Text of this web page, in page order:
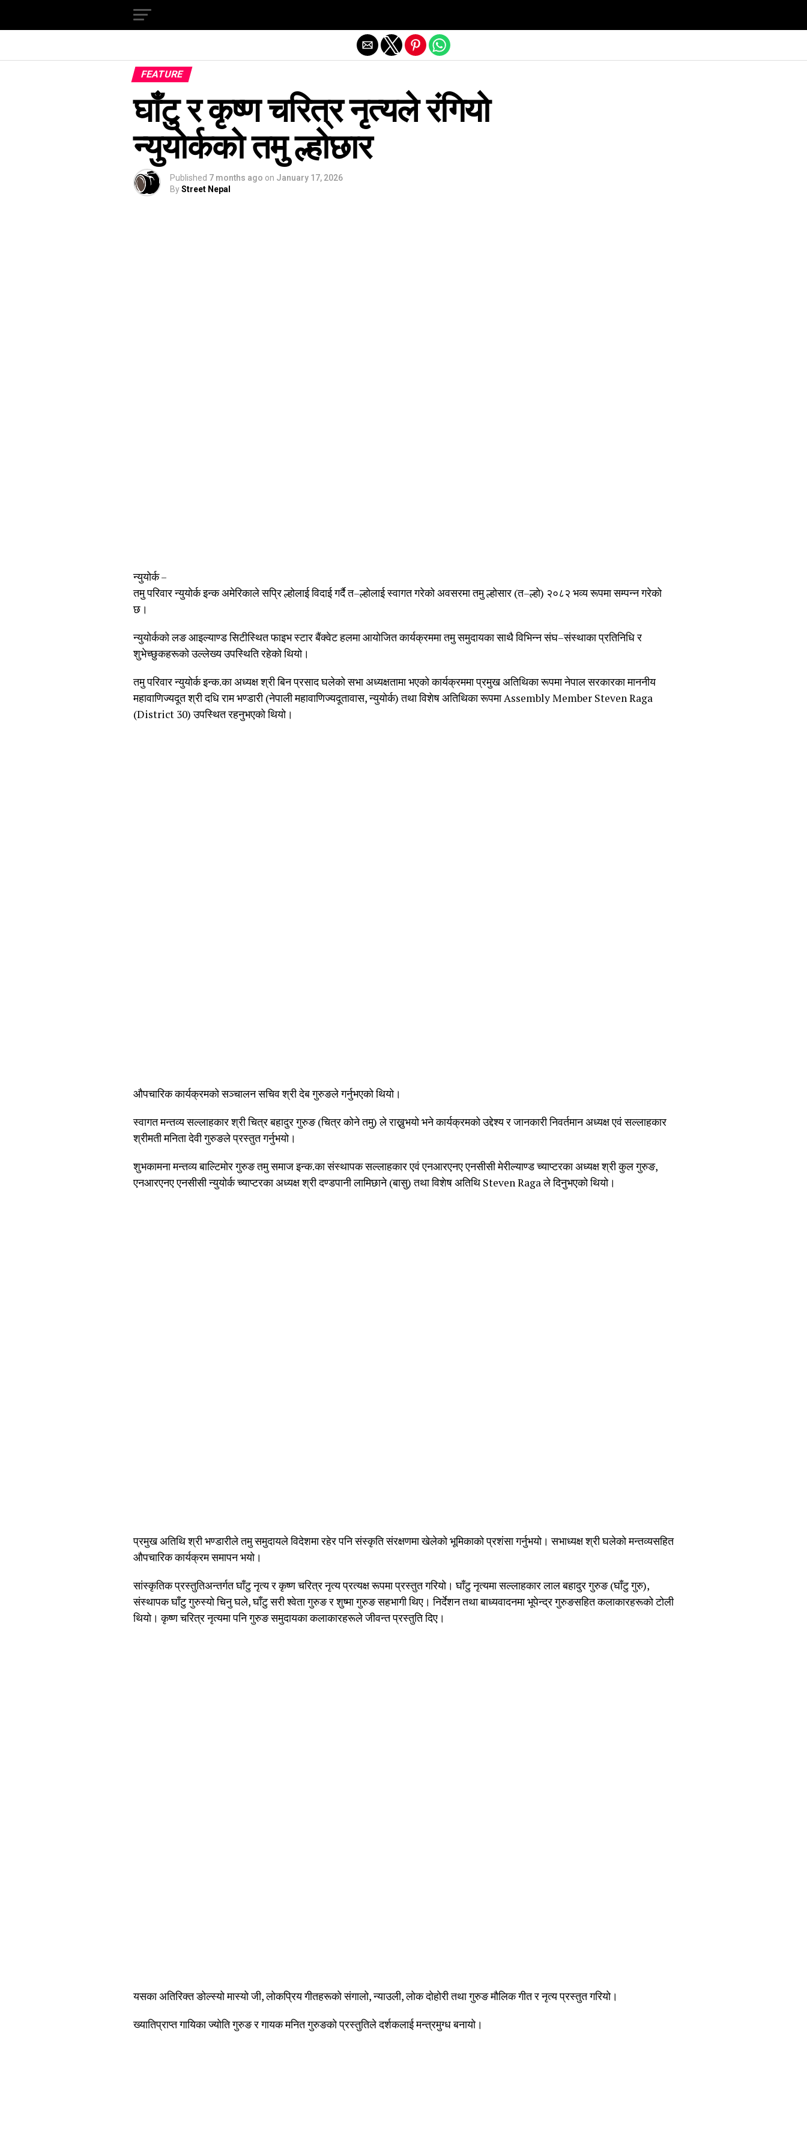
FEATURE
घाँटु र कृष्ण चरित्र नृत्यले रंगियो
न्युयोर्कको तमु ल्होछार
Published 7 months ago on January 17, 2026
ByStreet Nepal
न्युयोर्क –
तमु परिवार न्युयोर्क इन्क अमेरिकाले सप्रि ल्होलाई विदाई गर्दै त–ल्होलाई स्वागत गरेको अवसरमा तमु ल्होसार (त–ल्हो) २०८२ भव्य रूपमा सम्पन्न गरेको
छ।
न्युयोर्कको लङ आइल्याण्ड सिटीस्थित फाइभ स्टार बैंक्वेट हलमा आयोजित कार्यक्रममा तमु समुदायका साथै विभिन्न संघ–संस्थाका प्रतिनिधि र
शुभेच्छुकहरूको उल्लेख्य उपस्थिति रहेको थियो।
तमु परिवार न्युयोर्क इन्क.का अध्यक्ष श्री बिन प्रसाद घलेको सभा अध्यक्षतामा भएको कार्यक्रममा प्रमुख अतिथिका रूपमा नेपाल सरकारका माननीय
महावाणिज्यदूत श्री दधि राम भण्डारी (नेपाली महावाणिज्यदूतावास, न्युयोर्क) तथा विशेष अतिथिका रूपमा Assembly Member Steven Raga
(District 30) उपस्थित रहनुभएको थियो।
औपचारिक कार्यक्रमको सञ्चालन सचिव श्री देब गुरुङले गर्नुभएको थियो।
स्वागत मन्तव्य सल्लाहकार श्री चित्र बहादुर गुरुङ (चित्र कोने तमु) ले राख्नुभयो भने कार्यक्रमको उद्देश्य र जानकारी निवर्तमान अध्यक्ष एवं सल्लाहकार
श्रीमती मनिता देवी गुरुङले प्रस्तुत गर्नुभयो।
शुभकामना मन्तव्य बाल्टिमोर गुरुङ तमु समाज इन्क.का संस्थापक सल्लाहकार एवं एनआरएनए एनसीसी मेरील्याण्ड च्याप्टरका अध्यक्ष श्री कुल गुरुङ,
एनआरएनए एनसीसी न्युयोर्क च्याप्टरका अध्यक्ष श्री दण्डपानी लामिछाने (बासु) तथा विशेष अतिथि Steven Raga ले दिनुभएको थियो।
प्रमुख अतिथि श्री भण्डारीले तमु समुदायले विदेशमा रहेर पनि संस्कृति संरक्षणमा खेलेको भूमिकाको प्रशंसा गर्नुभयो। सभाध्यक्ष श्री घलेको मन्तव्यसहित
औपचारिक कार्यक्रम समापन भयो।
सांस्कृतिक प्रस्तुतिअन्तर्गत घाँटु नृत्य र कृष्ण चरित्र नृत्य प्रत्यक्ष रूपमा प्रस्तुत गरियो। घाँटु नृत्यमा सल्लाहकार लाल बहादुर गुरुङ (घाँटु गुरु),
संस्थापक घाँटु गुरुस्यो चिनु घले, घाँटु सरी श्वेता गुरुङ र शुष्मा गुरुङ सहभागी थिए। निर्देशन तथा बाध्यवादनमा भूपेन्द्र गुरुङसहित कलाकारहरूको टोली
थियो। कृष्ण चरित्र नृत्यमा पनि गुरुङ समुदायका कलाकारहरूले जीवन्त प्रस्तुति दिए।
यसका अतिरिक्त ङोल्स्यो मास्यो जी, लोकप्रिय गीतहरूको संगालो, न्याउली, लोक दोहोरी तथा गुरुङ मौलिक गीत र नृत्य प्रस्तुत गरियो।
ख्यातिप्राप्त गायिका ज्योति गुरुङ र गायक मनित गुरुङको प्रस्तुतिले दर्शकलाई मन्त्रमुग्ध बनायो।